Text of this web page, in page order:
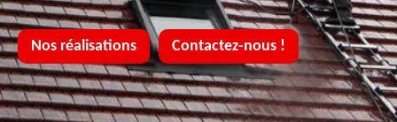
Nos réalisations Contactez-nous !